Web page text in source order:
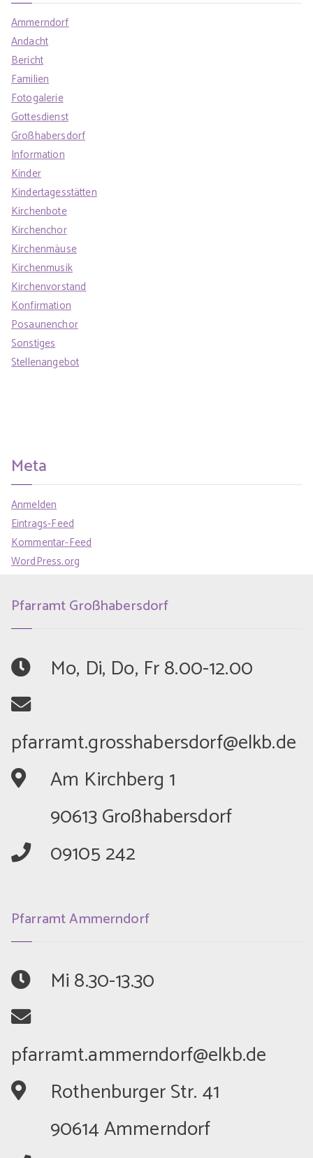
Ammerndorf
Andacht
Bericht
Familien
Fotogalerie
Gottesdienst
Großhabersdorf
Information
Kinder
Kindertagesstätten
Kirchenbote
Kirchenchor
Kirchenmäuse
Kirchenmusik
Kirchenvorstand
Konfirmation
Posaunenchor
Sonstiges
Stellenangebot
Meta
Anmelden
Eintrags-Feed
Kommentar-Feed
WordPress.org
Pfarramt Großhabersdorf
	Mo, Di, Do, Fr 8.00-12.00
	Am Kirchberg 1
	90613 Großhabersdorf
	09105 242
Pfarramt Ammerndorf
	Mi 8.30-13.30
	Rothenburger Str. 41
	90614 Ammerndorf